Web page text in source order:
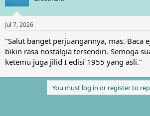
i
n
s
:
Jul 7, 2026
"Salut banget perjuangannya, mas. Baca
bikin rasa nostalgia tersendiri. Semoga
ketemu juga jilid I edisi 1955 yang asli."
You must log in or register to